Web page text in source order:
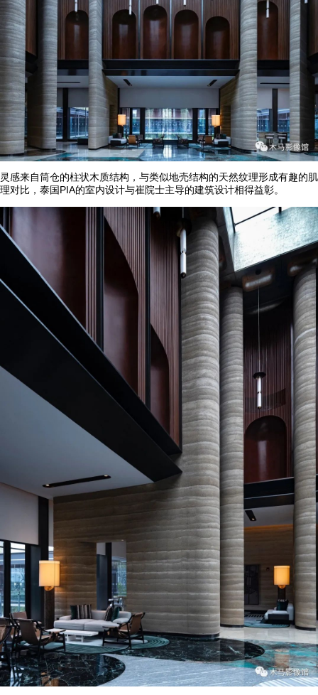
灵感来自筒仓的柱状木质结构，与类似地壳结构的天然纹理形成有趣的肌
理对比，泰国PIA的室内设计与崔院士主导的建筑设计相得益彰。